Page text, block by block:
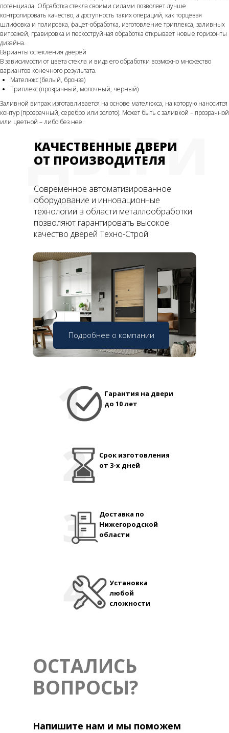
потенциала. Обработка стекла своими силами позволяет лучше
контролировать качество, а доступность таких операций, как торцевая
шлифовка и полировка, фацет-обработка, изготовление триплекса, заливных
витражей, гравировка и пескоструйная обработка открывает новые горизонты
дизайна.
Варианты остекления дверей
В зависимости от цвета стекла и вида его обработки возможно множество
вариантов конечного результата.
Мателюкс (белый, бронза)
Триплекс (прозрачный, молочный, черный)
Заливной витраж изготавливается на основе мателюкса, на которую наносится
контур (прозрачный, серебро или золото). Может быть с заливкой – прозрачной
или цветной – либо без нее.
ДВЕРИ
ТС
КАЧЕСТВЕННЫЕ ДВЕРИ
ОТ ПРОИЗВОДИТЕЛЯ
Подробнее о компании
Современное автоматизированное
оборудование и инновационные
технологии в области металлообработки
позволяют гарантировать высокое
качество дверей Техно-Строй
Гарантия на двери
до 10 лет
Срок изготовления
от 3-х дней
Доставка по
Нижегородской
области
Установка
любой
сложности
ОСТАЛИСЬ
ВОПРОСЫ?
Напишите нам и мы поможем